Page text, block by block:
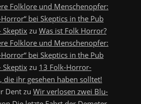
Folklore und Menschenopfer:
bei Skeptics in the Pub
Skeptix zu Was ist Folk Horror?
Folklore und Menschenopfer:
bei Skeptics in the Pub
Skeptix zu 13 Folk-Horror-
die ihr gesehen haben solltet!
Dent zu Wir verlosen zwei Blu-